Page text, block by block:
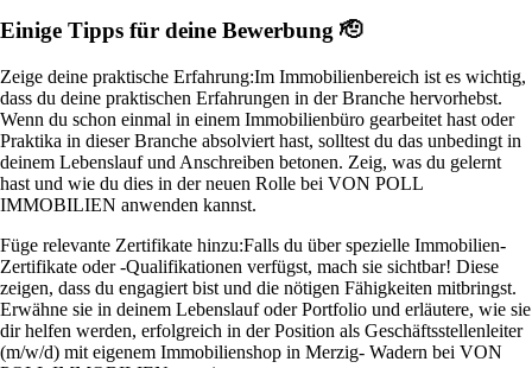
Einige Tipps für deine Bewerbung 🫡
Zeige deine praktische Erfahrung:Im Immobilienbereich ist es wichtig,
dass du deine praktischen Erfahrungen in der Branche hervorhebst.
Wenn du schon einmal in einem Immobilienbüro gearbeitet hast oder
Praktika in dieser Branche absolviert hast, solltest du das unbedingt in
deinem Lebenslauf und Anschreiben betonen. Zeig, was du gelernt
hast und wie du dies in der neuen Rolle bei VON POLL
IMMOBILIEN anwenden kannst.
Füge relevante Zertifikate hinzu:Falls du über spezielle Immobilien-
Zertifikate oder -Qualifikationen verfügst, mach sie sichtbar! Diese
zeigen, dass du engagiert bist und die nötigen Fähigkeiten mitbringst.
Erwähne sie in deinem Lebenslauf oder Portfolio und erläutere, wie sie
dir helfen werden, erfolgreich in der Position als Geschäftsstellenleiter
(m/w/d) mit eigenem Immobilienshop in Merzig- Wadern bei VON